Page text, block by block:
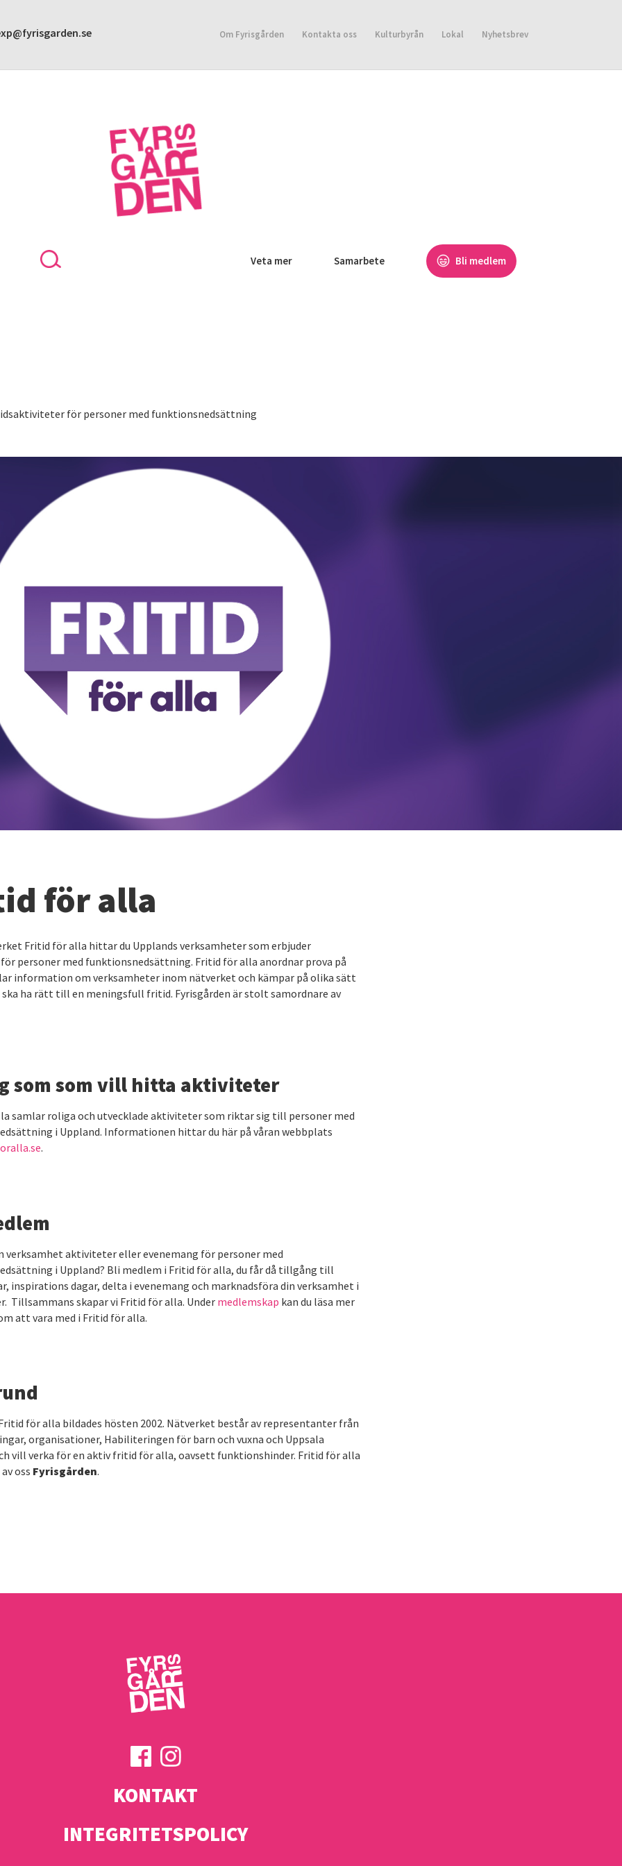
Om Fyrisgården Kontakta oss Kulturbyrån Lokal Nyhetsbrev
Veta mer Samarbete Bli medlem
för personer med funktionsnedsättning
för alla
Fritid för alla hittar du Upplands verksamheter som erbjuder
personer med funktionsnedsättning. Fritid för alla anordnar prova på
information om verksamheter inom nätverket och kämpar på olika sätt
ha rätt till en meningsfull fritid. Fyrisgården är stolt samordnare av
som som vill hitta aktiviteter
samlar roliga och utvecklade aktiviteter som riktar sig till personer med
i Uppland. Informationen hittar du här på våran webbplats
.
verksamhet aktiviteter eller evenemang för personer med
i Uppland? Bli medlem i Fritid för alla, du får då tillgång till
inspirations dagar, delta i evenemang och marknadsföra din verksamhet i
Tillsammans skapar vi Fritid för alla. Under medlemskap kan du läsa mer
att vara med i Fritid för alla.
för alla bildades hösten 2002. Nätverket består av representanter från
organisationer, Habiliteringen för barn och vuxna och Uppsala
vill verka för en aktiv fritid för alla, oavsett funktionshinder. Fritid för alla
oss Fyrisgården.
KONTAKT
INTEGRITETSPOLICY